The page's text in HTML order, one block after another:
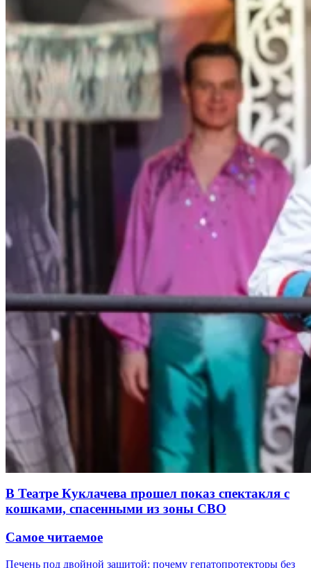
В Театре Куклачева прошел показ спектакля с
кошками, спасенными из зоны СВО
Самое читаемое
Печень под двойной защитой: почему гепатопротекторы без